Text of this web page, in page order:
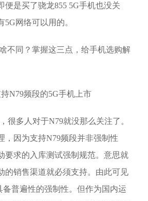
便是买了骁龙855 5G手机也没关
网络可以用的。
N79频段的5G手机上市
很多人对于N79就没那么关注了。
，因为支持N79频段并非强制性
要求的入库测试强制规范。意思就
的销售渠道就必须支持。由此可见
备普遍性的强制性。但作为国内运